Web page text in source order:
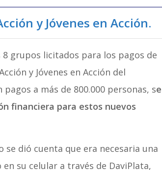
y Jóvenes en Acción.
8 grupos licitados para los pagos de
y Jóvenes en Acción del
a más de 800.000 personas, se
financiera para estos nuevos
dió cuenta que era necesaria una
su celular a través de DaviPlata,